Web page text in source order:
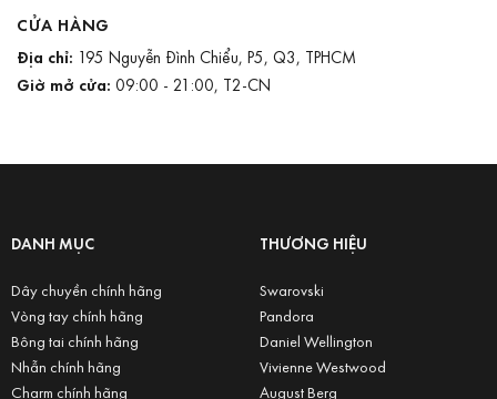
CỬA HÀNG
Địa chỉ: 195 Nguyễn Đình Chiểu, P5, Q3, TPHCM
Giờ mở cửa: 09:00 - 21:00, T2-CN
DANH MỤC
Dây chuyền chính hãng
Vòng tay chính hãng
Bông tai chính hãng
Nhẫn chính hãng
Charm chính hãng
THƯƠNG HIỆU
Swarovski
Pandora
Daniel Wellington
Vivienne Westwood
August Berg